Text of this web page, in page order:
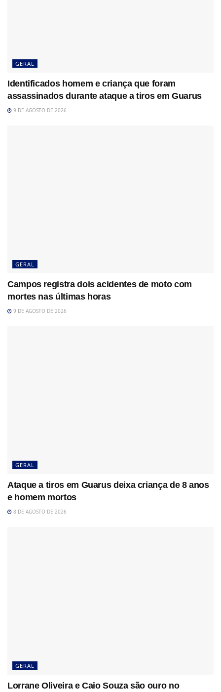
GERAL
Identificados homem e criança que foram
assassinados durante ataque a tiros em Guarus
9 DE AGOSTO DE 2026
GERAL
Campos registra dois acidentes de moto com
mortes nas últimas horas
9 DE AGOSTO DE 2026
GERAL
Ataque a tiros em Guarus deixa criança de 8 anos
e homem mortos
8 DE AGOSTO DE 2026
GERAL
Lorrane Oliveira e Caio Souza são ouro no